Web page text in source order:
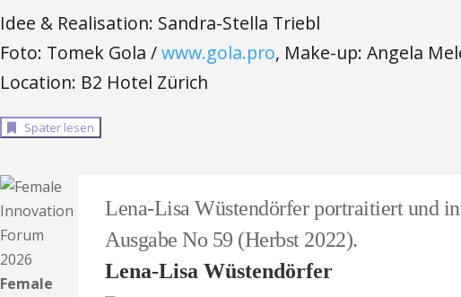
Idee & Realisation: Sandra-Stella Triebl
Foto: Tomek Gola /www.gola.pro, Make-up: Angela
Location: B2 Hotel Zürich
Später lesen
Female
Lena-Lisa Wüstendörfer portraitiert und
Ausgabe No 59 (Herbst 2022).
Lena-Lisa Wüstendörfer